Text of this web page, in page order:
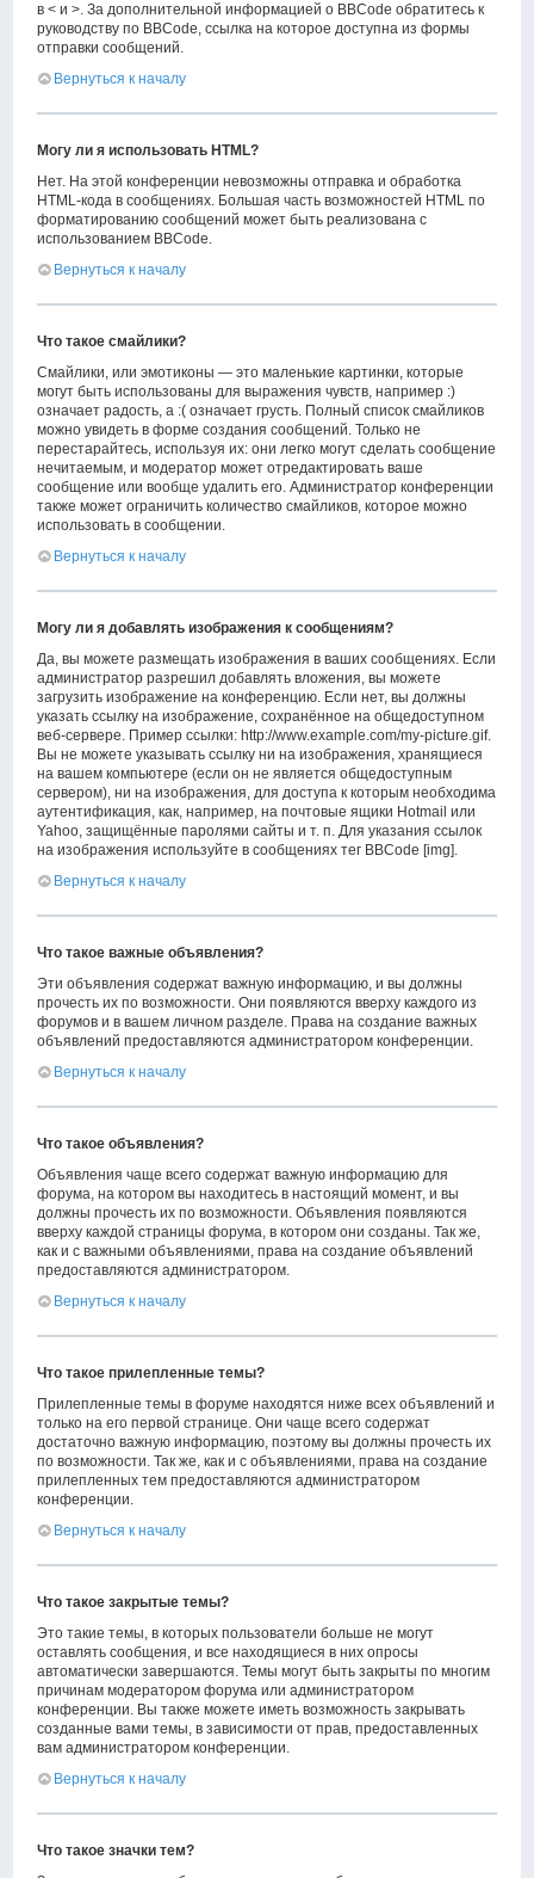
в < и >. За дополнительной информацией о BBCode обратитесь к
руководству по BBCode, ссылка на которое доступна из формы
отправки сообщений.
Вернуться к началу
Могу ли я использовать HTML?
Нет. На этой конференции невозможны отправка и обработка
HTML-кода в сообщениях. Большая часть возможностей HTML по
форматированию сообщений может быть реализована с
использованием BBCode.
Вернуться к началу
Что такое смайлики?
Смайлики, или эмотиконы — это маленькие картинки, которые
могут быть использованы для выражения чувств, например :)
означает радость, а :( означает грусть. Полный список смайликов
можно увидеть в форме создания сообщений. Только не
перестарайтесь, используя их: они легко могут сделать сообщение
нечитаемым, и модератор может отредактировать ваше
сообщение или вообще удалить его. Администратор конференции
также может ограничить количество смайликов, которое можно
использовать в сообщении.
Вернуться к началу
Могу ли я добавлять изображения к сообщениям?
Да, вы можете размещать изображения в ваших сообщениях. Если
администратор разрешил добавлять вложения, вы можете
загрузить изображение на конференцию. Если нет, вы должны
указать ссылку на изображение, сохранённое на общедоступном
веб-сервере. Пример ссылки: http://www.example.com/my-picture.gif.
Вы не можете указывать ссылку ни на изображения, хранящиеся
на вашем компьютере (если он не является общедоступным
сервером), ни на изображения, для доступа к которым необходима
аутентификация, как, например, на почтовые ящики Hotmail или
Yahoo, защищённые паролями сайты и т. п. Для указания ссылок
на изображения используйте в сообщениях тег BBCode [img].
Вернуться к началу
Что такое важные объявления?
Эти объявления содержат важную информацию, и вы должны
прочесть их по возможности. Они появляются вверху каждого из
форумов и в вашем личном разделе. Права на создание важных
объявлений предоставляются администратором конференции.
Вернуться к началу
Что такое объявления?
Объявления чаще всего содержат важную информацию для
форума, на котором вы находитесь в настоящий момент, и вы
должны прочесть их по возможности. Объявления появляются
вверху каждой страницы форума, в котором они созданы. Так же,
как и с важными объявлениями, права на создание объявлений
предоставляются администратором.
Вернуться к началу
Что такое прилепленные темы?
Прилепленные темы в форуме находятся ниже всех объявлений и
только на его первой странице. Они чаще всего содержат
достаточно важную информацию, поэтому вы должны прочесть их
по возможности. Так же, как и с объявлениями, права на создание
прилепленных тем предоставляются администратором
конференции.
Вернуться к началу
Что такое закрытые темы?
Это такие темы, в которых пользователи больше не могут
оставлять сообщения, и все находящиеся в них опросы
автоматически завершаются. Темы могут быть закрыты по многим
причинам модератором форума или администратором
конференции. Вы также можете иметь возможность закрывать
созданные вами темы, в зависимости от прав, предоставленных
вам администратором конференции.
Вернуться к началу
Что такое значки тем?